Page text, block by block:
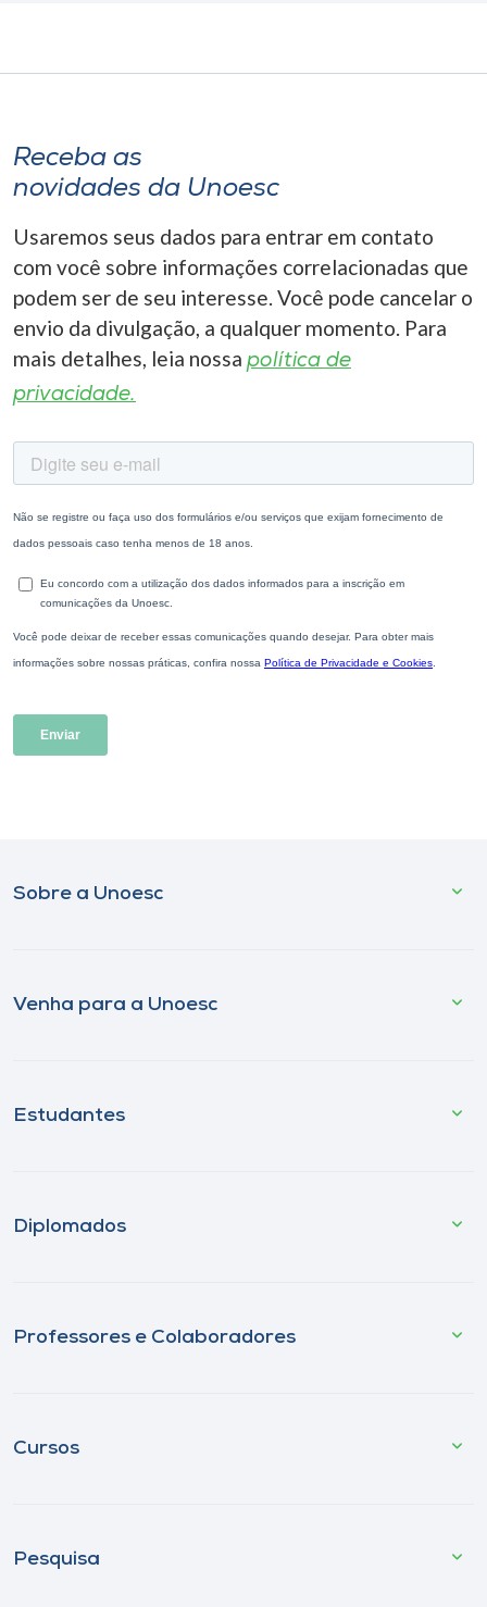
Receba as
novidades da Unoesc
Usaremos seus dados para entrar em contato
com você sobre informações correlacionadas que
podem ser de seu interesse. Você pode cancelar o
envio da divulgação, a qualquer momento. Para
mais detalhes, leia nossa política de
privacidade.
Sobre a Unoesc
Venha para a Unoesc
Estudantes
Diplomados
Professores e Colaboradores
Cursos
Pesquisa